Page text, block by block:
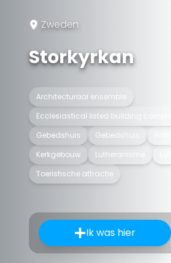
Zweden
Storkyrkan
Architecturaal ensemble
Ecclesiastical listed building complex
Gebedshuis
Gebedshuis
Kerkgebouw
Lutheranisme
Toeristische attractie
Ik was hier